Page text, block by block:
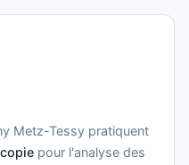
Metz-Tessy pratiquent
pour l'analyse des